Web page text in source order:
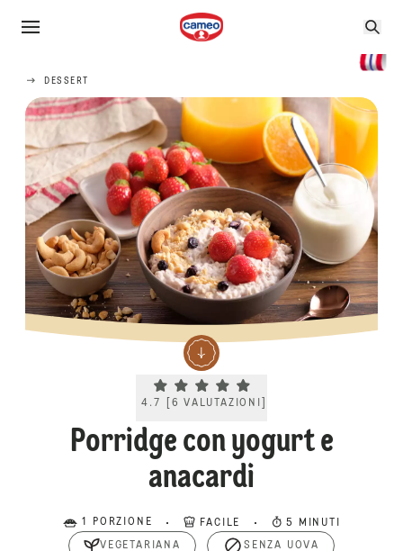
DESSERT
Current rating 4.7. Click to rate.
4.7 6 VALUTAZIONI
Porridge con yogurt e
anacardi
1 PORZIONE FACILE 5 MINUTI
VEGETARIANA SENZA UOVA